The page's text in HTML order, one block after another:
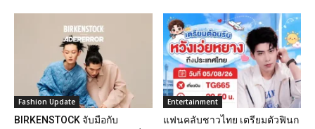
Fashion Update
BIRKENSTOCK จับมือกับ
Entertainment
แฟนคลับชาวไทย เตรียมตัวฟินก